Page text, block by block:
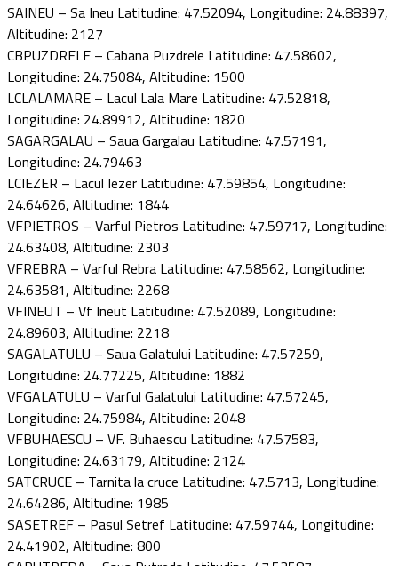
SAINEU – Sa Ineu Latitudine: 47.52094, Longitudine: 24.88397,
Altitudine: 2127
CBPUZDRELE – Cabana Puzdrele Latitudine: 47.58602,
Longitudine: 24.75084, Altitudine: 1500
LCLALAMARE – Lacul Lala Mare Latitudine: 47.52818,
Longitudine: 24.89912, Altitudine: 1820
SAGARGALAU – Saua Gargalau Latitudine: 47.57191,
Longitudine: 24.79463
LCIEZER – Lacul Iezer Latitudine: 47.59854, Longitudine:
24.64626, Altitudine: 1844
VFPIETROS – Varful Pietros Latitudine: 47.59717, Longitudine:
24.63408, Altitudine: 2303
VFREBRA – Varful Rebra Latitudine: 47.58562, Longitudine:
24.63581, Altitudine: 2268
VFINEUT – Vf Ineut Latitudine: 47.52089, Longitudine:
24.89603, Altitudine: 2218
SAGALATULU – Saua Galatului Latitudine: 47.57259,
Longitudine: 24.77225, Altitudine: 1882
VFGALATULU – Varful Galatului Latitudine: 47.57245,
Longitudine: 24.75984, Altitudine: 2048
VFBUHAESCU – VF. Buhaescu Latitudine: 47.57583,
Longitudine: 24.63179, Altitudine: 2124
SATCRUCE – Tarnita la cruce Latitudine: 47.5713, Longitudine:
24.64286, Altitudine: 1985
SASETREF – Pasul Setref Latitudine: 47.59744, Longitudine:
24.41902, Altitudine: 800